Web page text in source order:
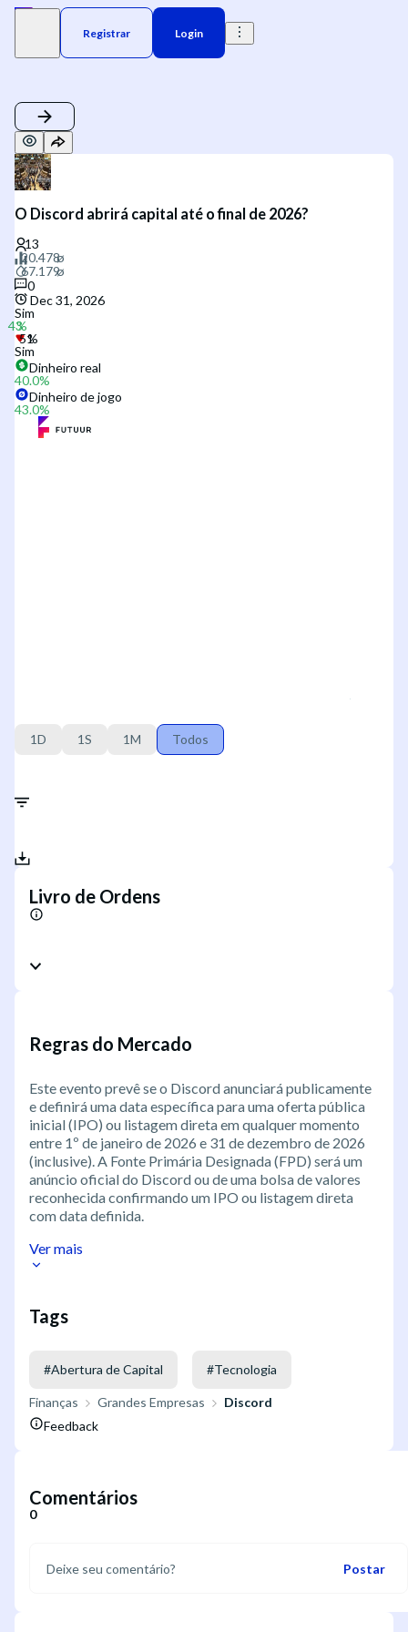
Registrar Login
O Discord abrirá capital até o final de 2026?
0
Dec 31, 2026
Sim
Sim
Dinheiro real
40.0%
Dinheiro de jogo
43.0%
1D 1S 1M Todos
Livro de Ordens
Regras do Mercado
Este evento prevê se o Discord anunciará publicamente
e definirá uma data específica para uma oferta pública
inicial (IPO) ou listagem direta em qualquer momento
entre 1º de janeiro de 2026 e 31 de dezembro de 2026
(inclusive). A Fonte Primária Designada (FPD) será um
anúncio oficial do Discord ou de uma bolsa de valores
reconhecida confirmando um IPO ou listagem direta
com data definida.
Ver mais
Tags
#Abertura de Capital #Tecnologia
Finanças Grandes Empresas
Discord
Feedback
Comentários
0
Postar